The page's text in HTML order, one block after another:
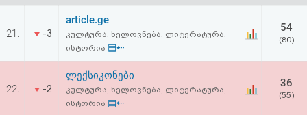
ფოსტა
ავტორიზაცია
21. -3
article.ge
კულტურა, ხელოვნება, ლიტერატურა,
ისტორია ▤⇠
54
(80)
22. -2
ლექსიკონები
კულტურა, ხელოვნება, ლიტერატურა,
ისტორია ▤⇠
36
(55)